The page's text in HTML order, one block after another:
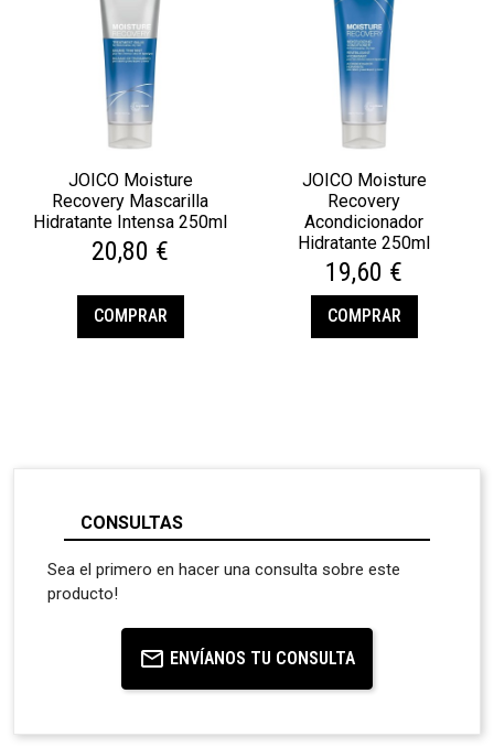
JOICO Moisture
Recovery Mascarilla
Hidratante Intensa 250ml
20,80 €
COMPRAR
JOICO Moisture
Recovery
Acondicionador
Hidratante 250ml
19,60 €
COMPRAR
CONSULTAS
Sea el primero en hacer una consulta sobre este
producto!
ENVÍANOS TU CONSULTA